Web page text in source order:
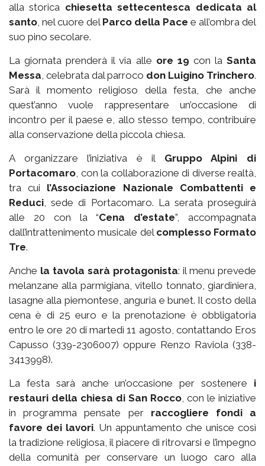
alla storica chiesetta settecentesca dedicata al
santo , nel cuore del Parco della Pace e all’ombra del
suo pino secolare.
La giornata prenderà il via alle ore 19 con laSanta
Messa , celebrata dal parroco don Luigino Trinchero.
Sarà il momento religioso della festa, che anche
quest’anno vuole rappresentare un’occasione di
incontro per il paese e, allo stesso tempo, contribuire
alla conservazione della piccola chiesa.
A organizzare l’iniziativa è il Gruppo Alpini di
Portacomaro , con la collaborazione di diverse realtà,
tra cui l’Associazione Nazionale Combattenti e
Reduci , sede di Portacomaro. La serata proseguirà
alle 20 con la “Cena d’estate”, accompagnata
dall’intrattenimento musicale del complesso Formato
Tre.
Anche la tavola sarà protagonista: il menu prevede
melanzane alla parmigiana, vitello tonnato, giardiniera,
lasagne alla piemontese, anguria e bunet. Il costo della
cena è di 25 euro e la prenotazione è obbligatoria
entro le ore 20 di martedì 11 agosto, contattando Eros
Capusso (339-2306007) oppure Renzo Raviola (338-
3413998).
La festa sarà anche un’occasione per sostenere i
restauri della chiesa di San Rocco , con le iniziative
in programma pensate per raccogliere fondi a
favore dei lavori. Un appuntamento che unisce così
la tradizione religiosa, il piacere di ritrovarsi e l’impegno
della comunità per conservare un luogo caro alla